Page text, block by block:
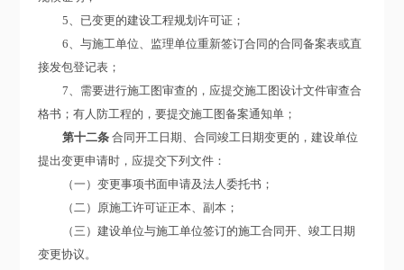
5、已变更的建设工程规划许可证；
6、与施工单位、监理单位重新签订合同的合同备案表或直
接发包登记表；
7、需要进行施工图审查的，应提交施工图设计文件审查合
格书；有人防工程的，要提交施工图备案通知单；
第十二条 合同开工日期、合同竣工日期变更的，建设单位
提出变更申请时，应提交下列文件：
（一）变更事项书面申请及法人委托书；
（二）原施工许可证正本、副本；
（三）建设单位与施工单位签订的施工合同开、竣工日期
变更协议。